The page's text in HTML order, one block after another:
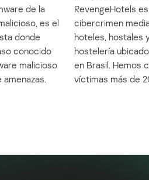
de la
es el
donde
conocido
malicioso
RevengeHotels
cibercrimen
hoteles, hostales
hostelería
en Brasil. Hemos
víctimas más de